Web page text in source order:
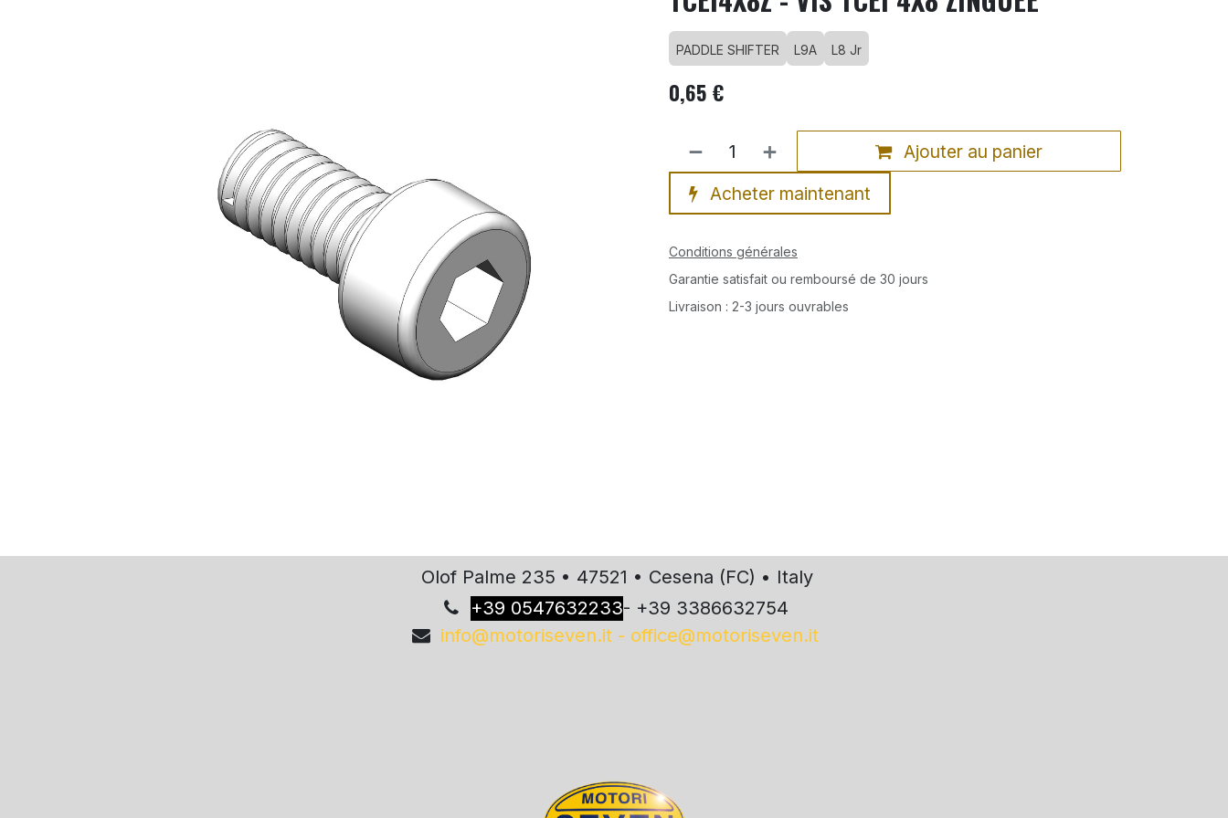
PADDLE SHIFTER L9A L8 Jr
0,65 €
Ajouter au panier
Acheter maintenant
Conditions générales
Garantie satisfait ou remboursé de 30 jours
Livraison : 2-3 jours ouvrables
Olof Palme 235 • 47521 • Cesena (FC) • Italy
+39 0547632233- +39 3386632754
info@motoriseven.it - office@motoriseven.it